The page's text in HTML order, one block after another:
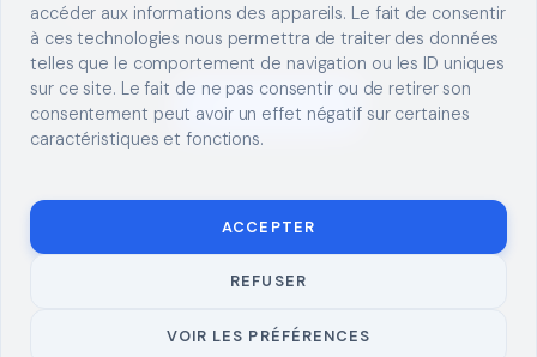
accéder aux informations des appareils. Le fait de consentir
à ces technologies nous permettra de traiter des données
telles que le comportement de navigation ou les ID uniques
sur ce site. Le fait de ne pas consentir ou de retirer son
consentement peut avoir un effet négatif sur certaines
caractéristiques et fonctions.
ACCEPTER
REFUSER
VOIR LES PRÉFÉRENCES
S'INSCRIRE